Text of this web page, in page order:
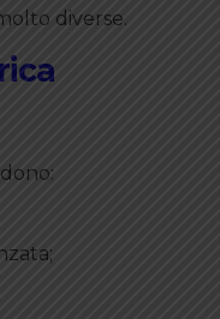
diverse.